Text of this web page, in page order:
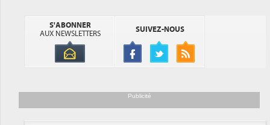
S'ABONNER
AUX NEWSLETTERS
SUIVEZ-NOUS
Publicité